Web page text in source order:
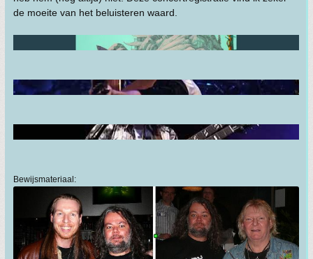
de moeite van het beluisteren waard.
Bewijsmateriaal: